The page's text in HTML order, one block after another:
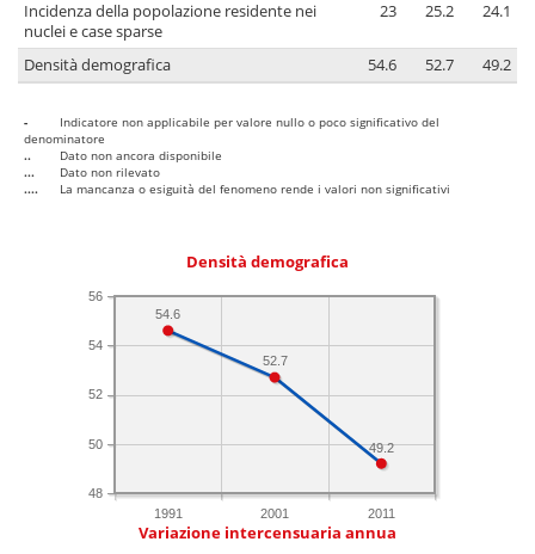
Incidenza della popolazione residente nei
nuclei e case sparse
23 25.2 24.1
Densità demografica 54.6 52.7 49.2
-
Indicatore non applicabile per valore nullo o poco significativo del
denominatore
..
Dato non ancora disponibile
...
Dato non rilevato
....
La mancanza o esiguità del fenomeno rende i valori non significativi
Densità demografica
1991 2001 2011
48
50
52
54
56
49.2
52.7
54.6
Variazione intercensuaria annua